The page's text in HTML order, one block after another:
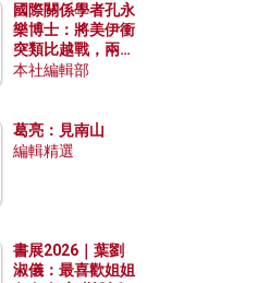
國際關係學者孔永
樂博士：將美伊衝
突類比越戰，兩者
有何異同？中國崛
本社編輯部
葛亮：見南山
編輯精選
書展2026｜葉劉
淑儀：最喜歡姐姐